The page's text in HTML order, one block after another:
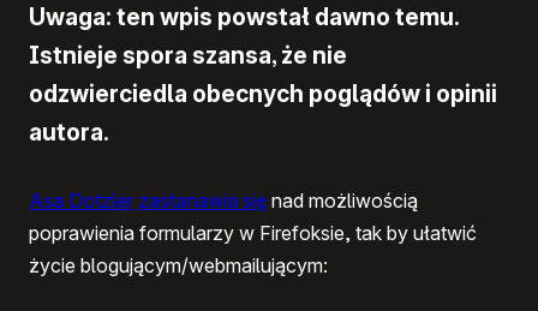
Uwaga: ten wpis powstał dawno temu.
Istnieje spora szansa, że nie
odzwierciedla obecnych poglądów i opinii
autora.
Asa Dotzler zastanawia się nad możliwością
poprawienia formularzy w Firefoksie, tak by ułatwić
życie blogującym/webmailującym: